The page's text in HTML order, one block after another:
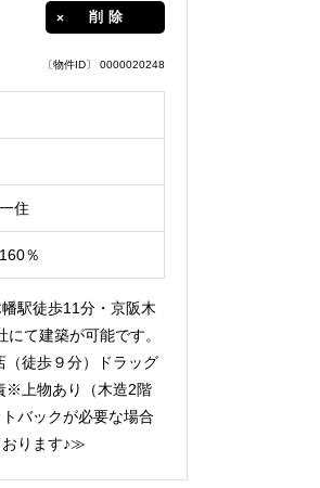
削除
〔物件ID〕 0000020248
一住
160％
駅徒歩11分・京阪木
て建築が可能です。
（徒歩９分）ドラッグ
※上物あり（木造2階
バックが必要な場合
おります♪≫